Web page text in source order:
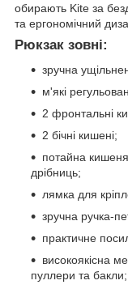
обирають Kite за
та ергономічний
Рюкзак зовні:
зручна
м'які
2 фронтальні
2 бічні кишені;
потайна
дрібниць;
лямка для
зручна ручка-
практичне
високоякісна
пуллери та бакли;